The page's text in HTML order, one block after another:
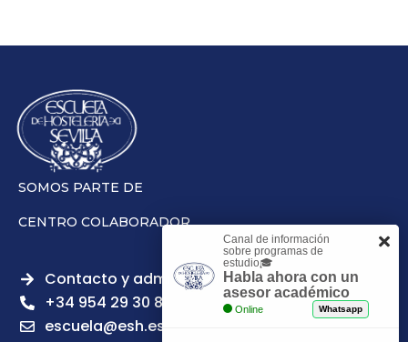
SOMOS PARTE DE
CENTRO COLABORADOR
Contacto y admisiones
+34 954 29 30 81
escuela@esh.es
Canal de información
sobre programas de
estudio🎓
Habla ahora con un
asesor académico
Online Whatsapp